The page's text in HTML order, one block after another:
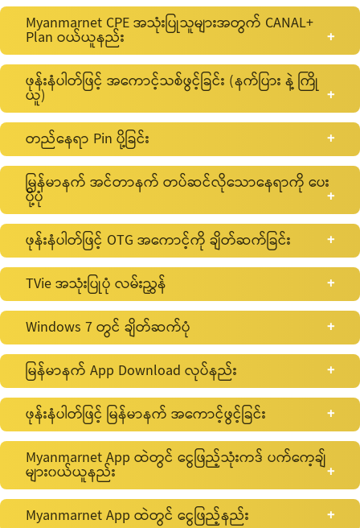
Android
Myanmarnet CPE အသုံးပြုသူများအတွက် CANAL+
Plan ဝယ်ယူနည်း
ဖုန်းနံပါတ်ဖြင့် အကောင့်သစ်ဖွင့်ခြင်း (နက်ပြား နဲ့ ကြို
ယူ)
နက်ပြား
တည်နေရာ Pin ပို့ခြင်း
မြန်မာနက် အင်တာနက် တပ်ဆင်လိုသောနေရာကို ပေး
ပို့ပုံ
ဖုန်းနံပါတ်ဖြင့် OTG အကောင့်ကို ချိတ်ဆက်ခြင်း
TVie အသုံးပြုပုံ လမ်းညွှန်
How to connect Google account with TVie
How to install or uninstall App on TVie
Windows 7 တွင် ချိတ်ဆက်ပုံ
မြန်မာနက် App Download လုပ်နည်း
Android
ဖုန်းနံပါတ်ဖြင့် မြန်မာနက် အကောင့်ဖွင့်ခြင်း
Myanmarnet App ထဲတွင် ငွေဖြည့်သုံးကဒ် ပက်ကေ့ချ်
များ၀ယ်ယူနည်း
Myanmarnet App ထဲတွင် ငွေဖြည့်နည်း